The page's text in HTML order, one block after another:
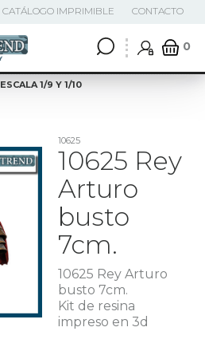
0
CATÁLOGO IMPRIMIBLE CONTACTO
ESCALA 1/9 Y 1/10
10625
10625 Rey
Arturo
busto
7cm.
10625 Rey Arturo
busto 7cm.
Kit de resina
impreso en 3d